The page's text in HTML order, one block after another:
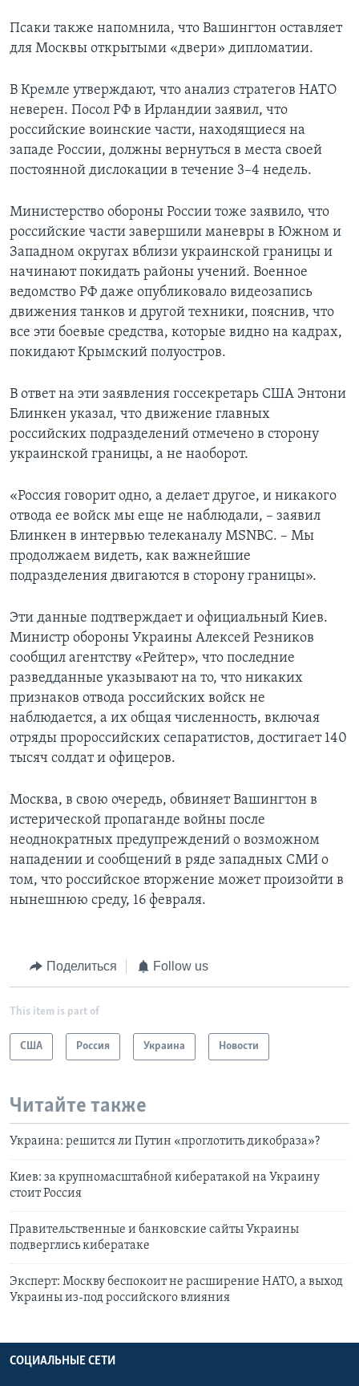
Псаки также напомнила, что Вашингтон оставляет
для Москвы открытыми «двери» дипломатии.
В Кремле утверждают, что анализ стратегов НАТО
неверен. Посол РФ в Ирландии заявил, что
российские воинские части, находящиеся на
западе России, должны вернуться в места своей
постоянной дислокации в течение 3–4 недель.
Министерство обороны России тоже заявило, что
российские части завершили маневры в Южном и
Западном округах вблизи украинской границы и
начинают покидать районы учений. Военное
ведомство РФ даже опубликовало видеозапись
движения танков и другой техники, пояснив, что
все эти боевые средства, которые видно на кадрах,
покидают Крымский полуостров.
В ответ на эти заявления госсекретарь США Энтони
Блинкен указал, что движение главных
российских подразделений отмечено в сторону
украинской границы, а не наоборот.
«Россия говорит одно, а делает другое, и никакого
отвода ее войск мы еще не наблюдали, – заявил
Блинкен в интервью телеканалу MSNBC. – Мы
продолжаем видеть, как важнейшие
подразделения двигаются в сторону границы».
Эти данные подтверждает и официальный Киев.
Министр обороны Украины Алексей Резников
сообщил агентству «Рейтер», что последние
разведданные указывают на то, что никаких
признаков отвода российских войск не
наблюдается, а их общая численность, включая
отряды пророссийских сепаратистов, достигает 140
тысяч солдат и офицеров.
Москва, в свою очередь, обвиняет Вашингтон в
истерической пропаганде войны после
неоднократных предупреждений о возможном
нападении и сообщений в ряде западных СМИ о
том, что российское вторжение может произойти в
нынешнюю среду, 16 февраля.
Поделиться Follow us
This item is part of
США Россия Украина Новости
Читайте также
Украина: решится ли Путин «проглотить дикобраза»?
Киев: за крупномасштабной кибератакой на Украину
стоит Россия
Правительственные и банковские сайты Украины
подверглись кибератаке
Эксперт: Москву беспокоит не расширение НАТО, а выход
Украины из-под российского влияния
СОЦИАЛЬНЫЕ СЕТИ